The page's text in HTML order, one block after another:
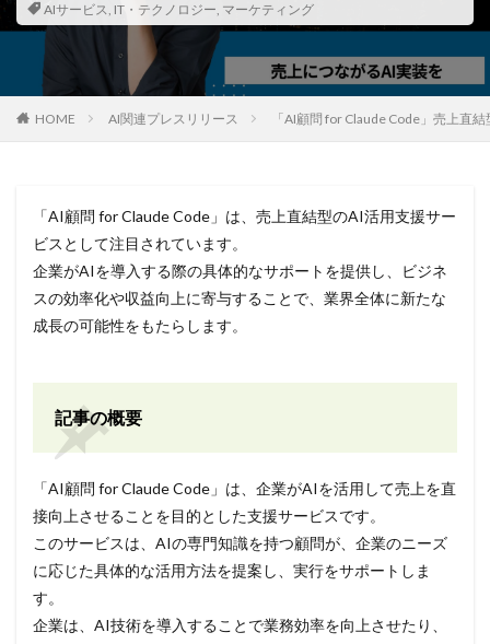
AIサービス, IT・テクノロジー, マーケティング
HOME AI関連プレスリリース 「AI顧問 for Claude Code」売上直
「AI顧問 for Claude Code」は、売上直結型のAI活用支援サー
ビスとして注目されています。
企業がAIを導入する際の具体的なサポートを提供し、ビジネ
スの効率化や収益向上に寄与することで、業界全体に新たな
成長の可能性をもたらします。
記事の概要
「AI顧問 for Claude Code」は、企業がAIを活用して売上を直
接向上させることを目的とした支援サービスです。
このサービスは、AIの専門知識を持つ顧問が、企業のニーズ
に応じた具体的な活用方法を提案し、実行をサポートしま
す。
企業は、AI技術を導入することで業務効率を向上させたり、